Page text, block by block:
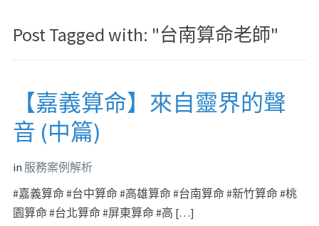
Post Tagged with: "台南算命老師"
【嘉義算命】來自靈界的聲
音 (中篇)
in 服務案例解析
#嘉義算命 #台中算命 #高雄算命 #台南算命 #新竹算命 #桃
園算命 #台北算命 #屏東算命 #高 […]